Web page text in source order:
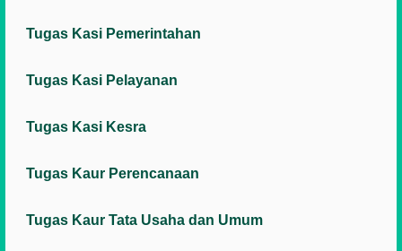
Tugas Kasi Pemerintahan
Tugas Kasi Pelayanan
Tugas Kasi Kesra
Tugas Kaur Perencanaan
Tugas Kaur Tata Usaha dan Umum